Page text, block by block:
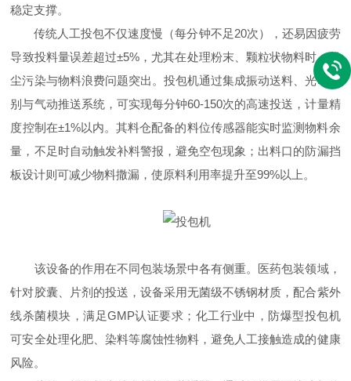
稳定支撑。​
传统人工投包不仅速度慢（每分钟不足20次），还易因疲劳
导致投料量误差超过±5%，尤其在处理粉末、颗粒状物料时，粉
尘污染与物料浪费问题突出。投包机通过集成振动送料、光电识
别与气动推送系统，可实现每分钟60-150次的高速投送，计量精
度控制在±1%以内。其料仓配备的料位传感器能实时监测物料余
量，不足时自动触发补料警报，避免空包现象；出料口的防漏挡
板设计则可减少物料撒漏，使原料利用率提升至99%以上。​
该设备的作用在不同包装场景中各有侧重。医药包装领域，
针对胶囊、片剂的投送，设备采用无菌级不锈钢材质，配合紫外
线杀菌模块，满足GMP认证要求；化工行业中，防爆型投包机
可安全处理化肥、染料等腐蚀性物料，避免人工接触造成的健康
风险。​